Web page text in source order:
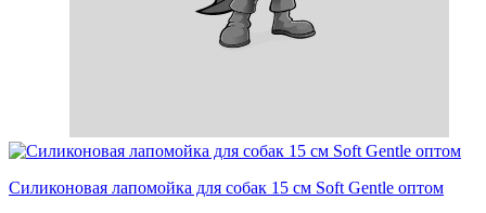
Силиконовая лапомойка для собак 15 см Soft Gentle оптом